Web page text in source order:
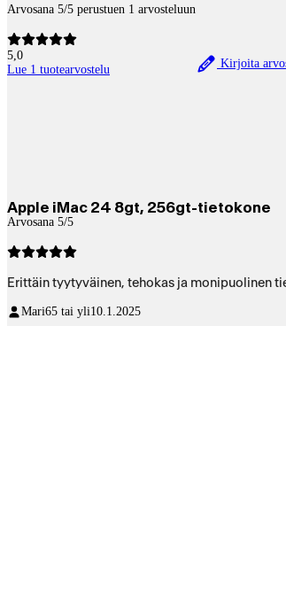
Arvosana 5/5 perustuen 1 arvosteluun
5,0
Lue 1 tuotearvostelu
Kirjoita
Apple iMac 24 8gt, 256gt-tietokone
Arvosana 5/5
Erittäin tyytyväinen, tehokas ja monipuolinen
Mari65 tai yli10.1.2025